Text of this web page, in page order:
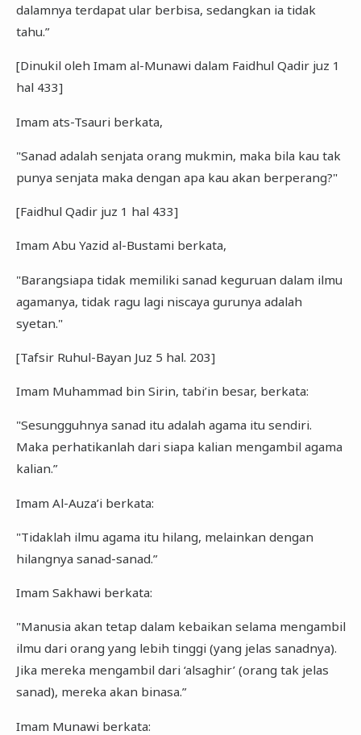
dalamnya terdapat ular berbisa, sedangkan ia tidak
tahu.”
[Dinukil oleh Imam al-Munawi dalam Faidhul Qadir juz 1
hal 433]
Imam ats-Tsauri berkata,
"Sanad adalah senjata orang mukmin, maka bila kau tak
punya senjata maka dengan apa kau akan berperang?"
[Faidhul Qadir juz 1 hal 433]
Imam Abu Yazid al-Bustami berkata,
"Barangsiapa tidak memiliki sanad keguruan dalam ilmu
agamanya, tidak ragu lagi niscaya gurunya adalah
syetan."
[Tafsir Ruhul-Bayan Juz 5 hal. 203]
Imam Muhammad bin Sirin, tabi’in besar, berkata:
"Sesungguhnya sanad itu adalah agama itu sendiri.
Maka perhatikanlah dari siapa kalian mengambil agama
kalian.”
Imam Al-Auza’i berkata:
"Tidaklah ilmu agama itu hilang, melainkan dengan
hilangnya sanad-sanad.”
Imam Sakhawi berkata:
"Manusia akan tetap dalam kebaikan selama mengambil
ilmu dari orang yang lebih tinggi (yang jelas sanadnya).
Jika mereka mengambil dari ‘alsaghir’ (orang tak jelas
sanad), mereka akan binasa.”
Imam Munawi berkata: